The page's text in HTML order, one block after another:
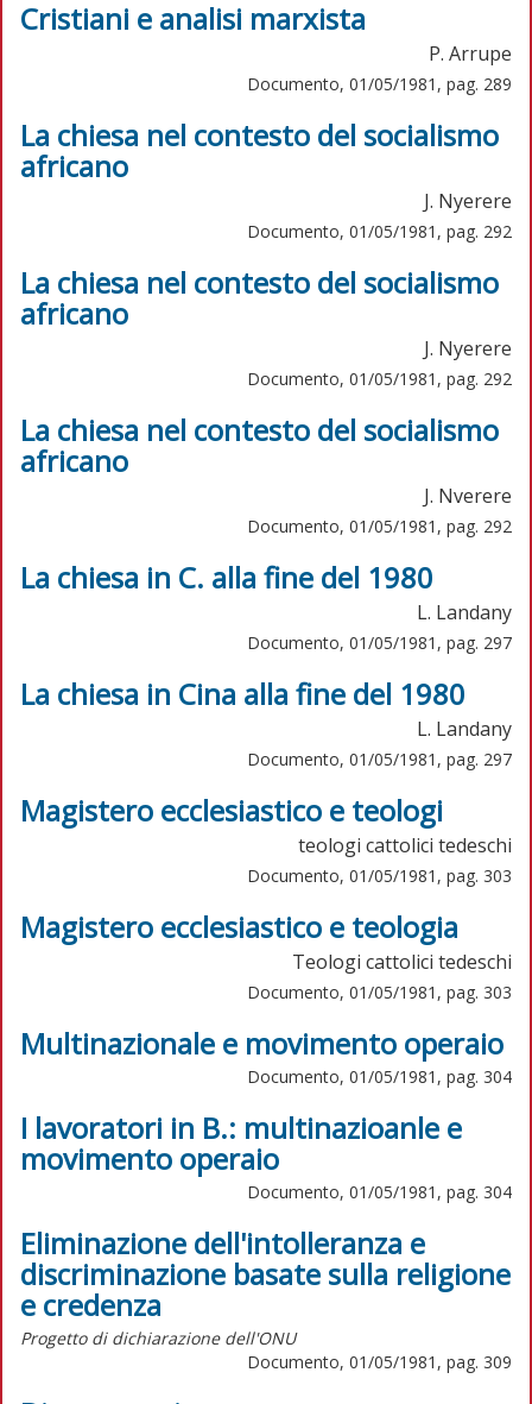
Cristiani e analisi marxista
P. Arrupe
Documento, 01/05/1981, pag. 289
La chiesa nel contesto del socialismo
africano
J. Nyerere
Documento, 01/05/1981, pag. 292
La chiesa nel contesto del socialismo
africano
J. Nyerere
Documento, 01/05/1981, pag. 292
La chiesa nel contesto del socialismo
africano
J. Nverere
Documento, 01/05/1981, pag. 292
La chiesa in C. alla fine del 1980
L. Landany
Documento, 01/05/1981, pag. 297
La chiesa in Cina alla fine del 1980
L. Landany
Documento, 01/05/1981, pag. 297
Magistero ecclesiastico e teologi
teologi cattolici tedeschi
Documento, 01/05/1981, pag. 303
Magistero ecclesiastico e teologia
Teologi cattolici tedeschi
Documento, 01/05/1981, pag. 303
Multinazionale e movimento operaio
Documento, 01/05/1981, pag. 304
I lavoratori in B.: multinazioanle e
movimento operaio
Documento, 01/05/1981, pag. 304
Eliminazione dell'intolleranza e
discriminazione basate sulla religione
e credenza
Progetto di dichiarazione dell'ONU
Documento, 01/05/1981, pag. 309